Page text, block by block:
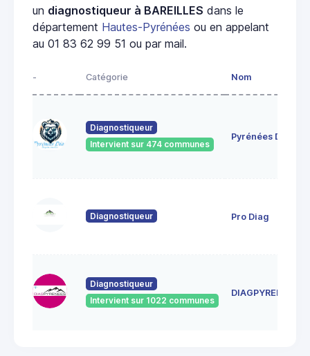
un diagnostiqueur à BAREILLES dans le
département Hautes-Pyrénées ou en appelant
au 01 83 62 99 51 ou par mail.
- Catégorie Nom
Diagnostiqueur
Intervient sur 474 communes
Pyrénées Diag
Diagnostiqueur Pro Diag
Diagnostiqueur
Intervient sur 1022 communes
DIAGPYRENEES